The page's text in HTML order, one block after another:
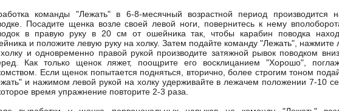
команды "Лежать" в 6-8-месячный возрастной период производится
Посадите щенка возле своей левой ноги, повернитесь к нему
в правую руку в 20 см от ошейника так, чтобы карабин поводка
и положите левую руку на холку. Затем подайте команду "Лежать", нажмите
и одновременно правой рукой производите затяжной рывок поводком
Как только щенок ляжет, поощрите его восклицанием "Хорошо",
Если щенок попытается подняться, вторично, более строгим тоном
и нажимом левой рукой на холку удерживайте в лежачем положении 7-10
время упражнение повторите 2-3 раза.